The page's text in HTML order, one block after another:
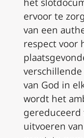
ervoor te
van een
respect voor
van God in
wordt het
uitvoeren